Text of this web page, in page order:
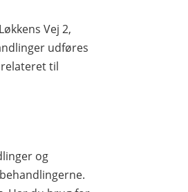
Vej 2,
udføres
til
og